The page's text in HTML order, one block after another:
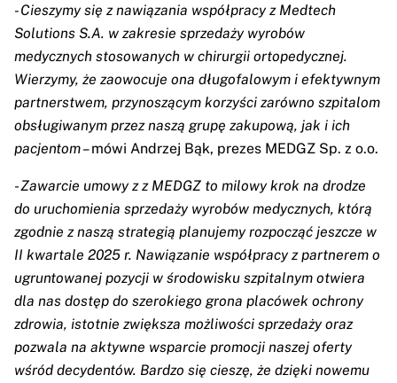
- Cieszymy się z nawiązania współpracy z Medtech
Solutions S.A. w zakresie sprzedaży wyrobów
medycznych stosowanych w chirurgii ortopedycznej.
Wierzymy, że zaowocuje ona długofalowym i efektywnym
partnerstwem, przynoszącym korzyści zarówno szpitalom
obsługiwanym przez naszą grupę zakupową, jak i ich
pacjentom –mówi Andrzej Bąk, prezes MEDGZ Sp. z o.o.
-Zawarcie umowy z z MEDGZ to milowy krok na drodze
do uruchomienia sprzedaży wyrobów medycznych, którą
zgodnie z naszą strategią planujemy rozpocząć jeszcze w
II kwartale 2025 r. Nawiązanie współpracy z partnerem o
ugruntowanej pozycji w środowisku szpitalnym otwiera
dla nas dostęp do szerokiego grona placówek ochrony
zdrowia, istotnie zwiększa możliwości sprzedaży oraz
pozwala na aktywne wsparcie promocji naszej oferty
wśród decydentów. Bardzo się cieszę, że dzięki nowemu